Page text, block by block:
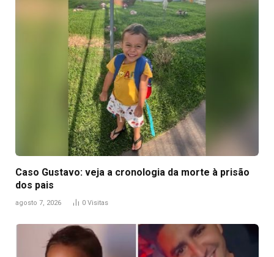
Caso Gustavo: veja a cronologia da morte à prisão
dos pais
agosto 7, 2026 0 Visitas